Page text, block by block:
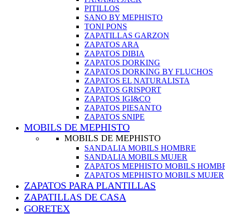
PITILLOS
SANO BY MEPHISTO
TONI PONS
ZAPATILLAS GARZON
ZAPATOS ARA
ZAPATOS DIBIA
ZAPATOS DORKING
ZAPATOS DORKING BY FLUCHOS
ZAPATOS EL NATURALISTA
ZAPATOS GRISPORT
ZAPATOS IGI&CO
ZAPATOS PIESANTO
ZAPATOS SNIPE
MOBILS DE MEPHISTO
MOBILS DE MEPHISTO
SANDALIA MOBILS HOMBRE
SANDALIA MOBILS MUJER
ZAPATOS MEPHISTO MOBILS
ZAPATOS MEPHISTO MOBILS MUJER
ZAPATOS PARA PLANTILLAS
ZAPATILLAS DE CASA
GORETEX